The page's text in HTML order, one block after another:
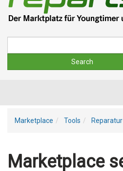
Marketplace Tools
Marketplace